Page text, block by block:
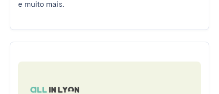
e muito mais.